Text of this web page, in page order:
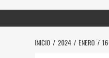
INICIO 2024 ENERO 16